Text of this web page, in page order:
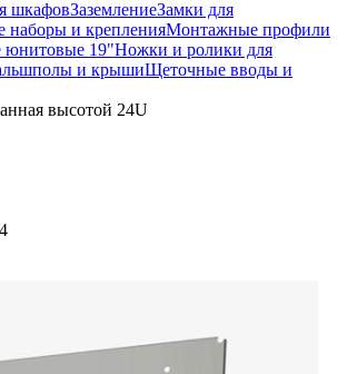
шкафовЗаземлениеЗамки для
наборы и крепленияМонтажные профили
19"Ножки и ролики для
и крышиЩеточные вводы и
высотой 24U